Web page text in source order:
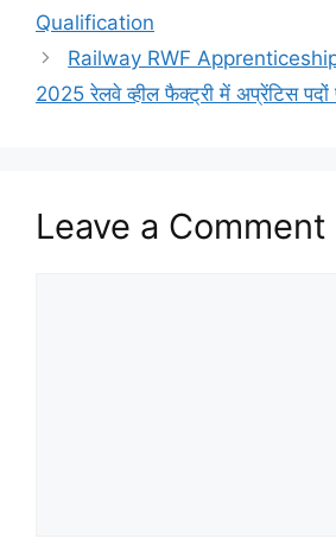
Qualification
Railway RWF
2025 रेलवे व्हील फैक्ट्री में अप्रेंटिस पदों
Leave a Comment